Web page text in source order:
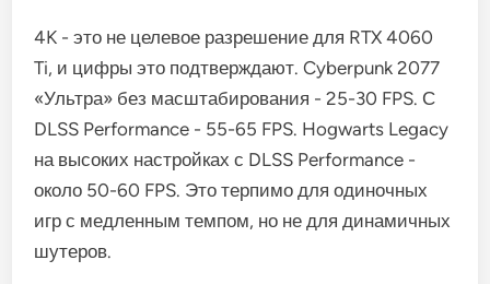
4K - это не целевое разрешение для RTX 4060
Ti, и цифры это подтверждают. Cyberpunk 2077
«Ультра» без масштабирования - 25-30 FPS. С
DLSS Performance - 55-65 FPS. Hogwarts Legacy
на высоких настройках с DLSS Performance -
около 50-60 FPS. Это терпимо для одиночных
игр с медленным темпом, но не для динамичных
шутеров.